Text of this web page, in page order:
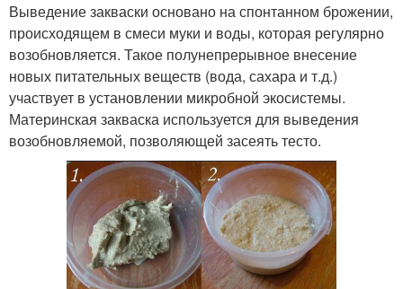
Выведение закваски основано на спонтанном брожении,
происходящем в смеси муки и воды, которая регулярно
возобновляется. Такое полунепрерывное внесение
новых питательных веществ (вода, сахара и т.д.)
участвует в установлении микробной экосистемы.
Материнская закваска используется для выведения
возобновляемой, позволяющей засеять тесто.